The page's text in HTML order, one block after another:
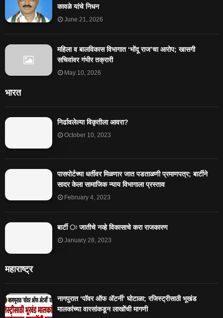
कावळे यांचे निधन
June 21, 2026
महिला व बालविकास विभागात ‘भोंदू राज’चा आरोप; खासगी
सचिवांवर गंभीर तक्रारी
May 10, 2026
भारत
निर्ढावलेल्या विकृतीला आवरा?
October 10, 2023
पासपोर्टच्या धर्तीवर मिळणार जात पडताळणी प्रमाणपत्र; बार्टीने
सादर केला सामाजिक न्याय विभागाला प्रस्ताव
February 4, 2023
बार्टी ः जातीचे नव्हे विकासाचे करा राजकारण
January 28, 2023
महाराष्ट्र
नागपुरात ‘पॉवर ऑफ ॲटर्नी’ घोटाळा; रजिस्ट्रीसाठी भूखंड
मालकांच्या वारसांकडून लाखोंची मागणी